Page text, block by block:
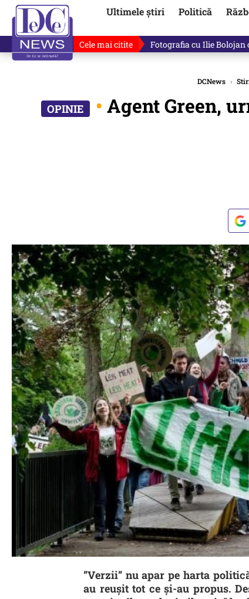
Ultimele știri Politică
Cele mai citite Fotografia cu Ilie Bolojan
DCNews ›
• Agent Green,
”Verzii” nu apar pe harta
au reușit tot ce și-au propus.